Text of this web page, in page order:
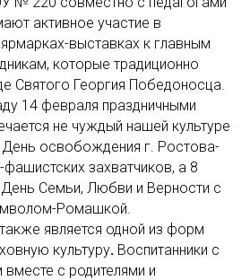
активное участие в
выставках к главным
которые традиционно
Святого Георгия Победоносца.
14 февраля праздничными
не чуждый нашей культуре
освобождения г. Ростова-
захватчиков, а 8
Семьи, Любви и Верности с
Ромашкой.
является одной из форм
культуру. Воспитанники с
с родителями и